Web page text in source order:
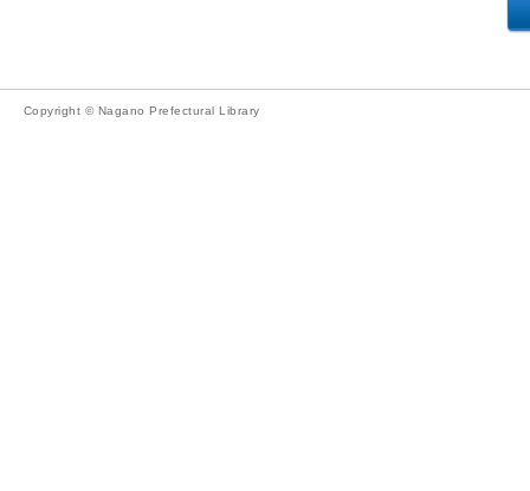
Copyright © Nagano Prefectural Library